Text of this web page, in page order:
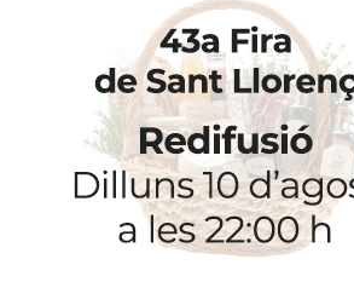
STAY UPDATED
Uneix-te al nostre butlletí
Tota l’actualitat, seleccionada i
al teu correu. Subscriu-te al nostre
la informació que importa.